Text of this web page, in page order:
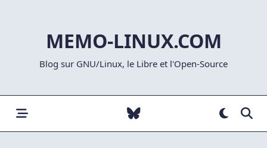
MEMO-LINUX.COM
Blog sur GNU/Linux, le Libre et l'Open-Source